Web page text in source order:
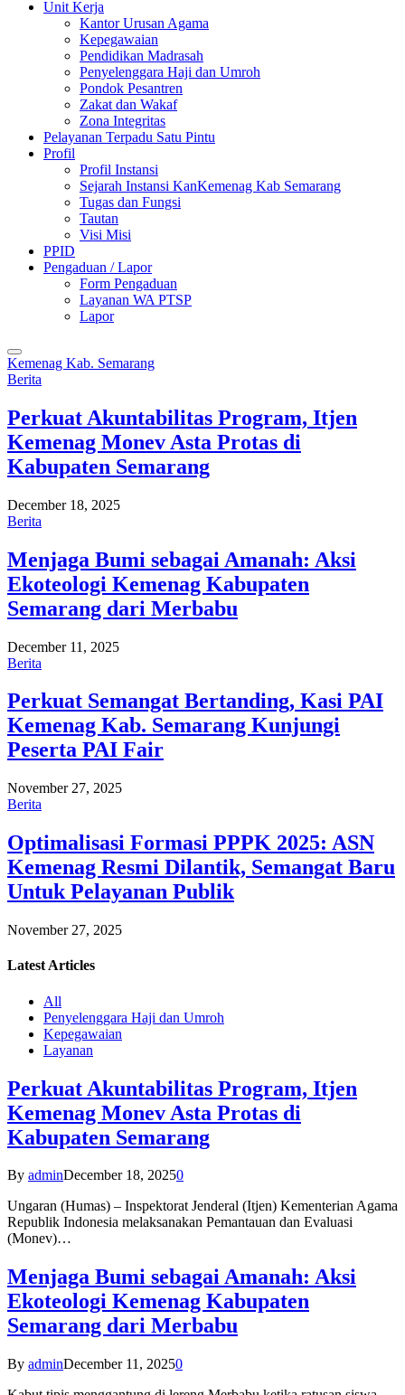
Unit Kerja
Kantor Urusan Agama
Kepegawaian
Pendidikan Madrasah
Penyelenggara Haji dan Umroh
Pondok Pesantren
Zakat dan Wakaf
Zona Integritas
Pelayanan Terpadu Satu Pintu
Profil
Profil Instansi
Sejarah Instansi KanKemenag Kab Semarang
Tugas dan Fungsi
Tautan
Visi Misi
PPID
Pengaduan / Lapor
Form Pengaduan
Layanan WA PTSP
Lapor
Kemenag Kab. Semarang
Berita
Perkuat Akuntabilitas Program, Itjen
Kemenag Monev Asta Protas di
Kabupaten Semarang
December 18, 2025
Berita
Menjaga Bumi sebagai Amanah: Aksi
Ekoteologi Kemenag Kabupaten
Semarang dari Merbabu
December 11, 2025
Berita
Perkuat Semangat Bertanding, Kasi PAI
Kemenag Kab. Semarang Kunjungi
Peserta PAI Fair
November 27, 2025
Berita
Optimalisasi Formasi PPPK 2025: ASN
Kemenag Resmi Dilantik, Semangat Baru
Untuk Pelayanan Publik
November 27, 2025
Latest Articles
All
Penyelenggara Haji dan Umroh
Kepegawaian
Layanan
Perkuat Akuntabilitas Program, Itjen
Kemenag Monev Asta Protas di
Kabupaten Semarang
By adminDecember 18, 20250
Ungaran (Humas) – Inspektorat Jenderal (Itjen) Kementerian Agama
Republik Indonesia melaksanakan Pemantauan dan Evaluasi
(Monev)…
Menjaga Bumi sebagai Amanah: Aksi
Ekoteologi Kemenag Kabupaten
Semarang dari Merbabu
By adminDecember 11, 20250